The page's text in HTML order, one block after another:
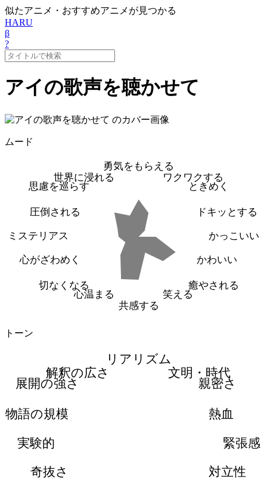
似たアニメ・おすすめアニメが見つかる
HARU
β
?
アイの歌声を聴かせて
ムード
勇気をもらえる
ワクワクする
ときめく
ドキッとする
かっこいい
かわいい
癒やされる
笑える
共感する
心温まる
切なくなる
心がざわめく
ミステリアス
圧倒される
思慮を巡らす
世界に浸れる
トーン
リアリズム
文明・時代
親密さ
熱血
緊張感
対立性
奇抜さ
実験的
物語の規模
展開の強さ
解釈の広さ